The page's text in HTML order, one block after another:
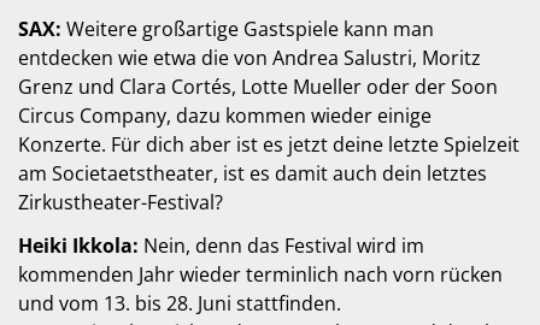
SAX: Weitere großartige Gastspiele kann man
entdecken wie etwa die von Andrea Salustri, Moritz
Grenz und Clara Cortés, Lotte Mueller oder der Soon
Circus Company, dazu kommen wieder einige
Konzerte. Für dich aber ist es jetzt deine letzte Spielzeit
am Societaetstheater, ist es damit auch dein letztes
Zirkustheater-Festival?
Heiki Ikkola: Nein, denn das Festival wird im
kommenden Jahr wieder terminlich nach vorn rücken
und vom 13. bis 28. Juni stattfinden.